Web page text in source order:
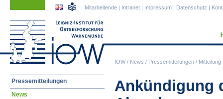
IOW/ News / Pressemitteilungen / Mitteilung
Mitarbeitende | Intranet | Impressum | Datenschutz |
Ankündigung
Navigation
Pressemitteilungen
News